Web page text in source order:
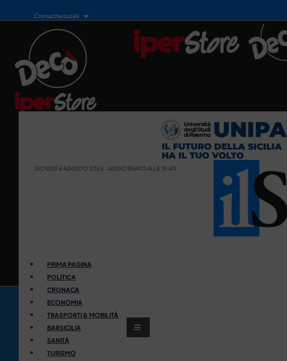
Cronache locali
GIOVEDÌ 6 AGOSTO 2026 - AGGIORNATO ALLE 19:40
PRIMA PAGINA
POLITICA
CRONACA
ECONOMIA
TRASPORTI & MOBILITÀ
BARSICILIA
SANITÀ
TURISMO